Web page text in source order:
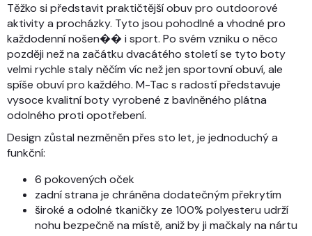
Těžko si představit praktičtější obuv pro outdoorové
aktivity a procházky. Tyto jsou pohodlné a vhodné pro
každodenní nošen�� i sport. Po svém vzniku o něco
později než na začátku dvacátého století se tyto boty
velmi rychle staly něčím víc než jen sportovní obuví, ale
spíše obuví pro každého. M-Tac s radostí představuje
vysoce kvalitní boty vyrobené z bavlněného plátna
odolného proti opotřebení.
Design zůstal nezměněn přes sto let, je jednoduchý a
funkční:
6 pokovených oček
zadní strana je chráněna dodatečným překrytím
široké a odolné tkaničky ze 100% polyesteru udrží
nohu bezpečně na místě, aniž by ji mačkaly na nártu